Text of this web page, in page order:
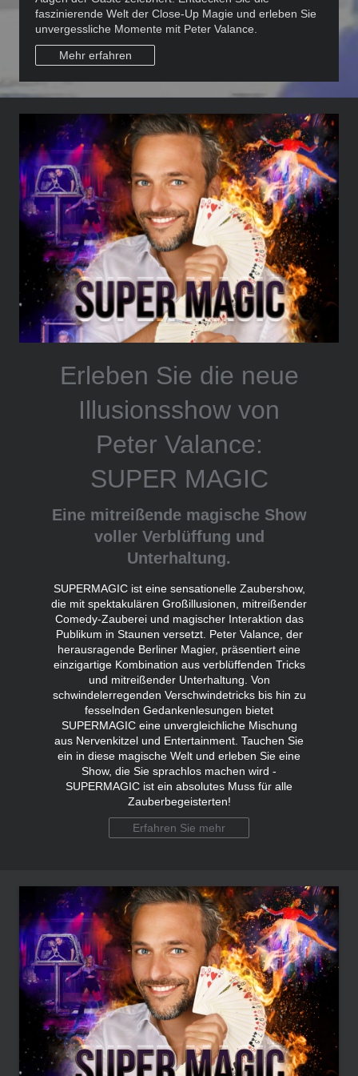
faszinierende Welt der Close-Up Magie und erleben Sie
unvergessliche Momente mit Peter Valance.
Mehr erfahren
Erleben Sie die neue
Illusionsshow von
Peter Valance:
SUPER MAGIC
Eine mitreißende magische Show
voller Verblüffung und
Unterhaltung.
SUPERMAGIC ist eine sensationelle Zaubershow,
die mit spektakulären Großillusionen, mitreißender
Comedy-Zauberei und magischer Interaktion das
Publikum in Staunen versetzt. Peter Valance, der
herausragende Berliner Magier, präsentiert eine
einzigartige Kombination aus verblüffenden Tricks
und mitreißender Unterhaltung. Von
schwindelerregenden Verschwindetricks bis hin zu
fesselnden Gedankenlesungen bietet
SUPERMAGIC eine unvergleichliche Mischung
aus Nervenkitzel und Entertainment. Tauchen Sie
ein in diese magische Welt und erleben Sie eine
Show, die Sie sprachlos machen wird -
SUPERMAGIC ist ein absolutes Muss für alle
Zauberbegeisterten!
Erfahren Sie mehr